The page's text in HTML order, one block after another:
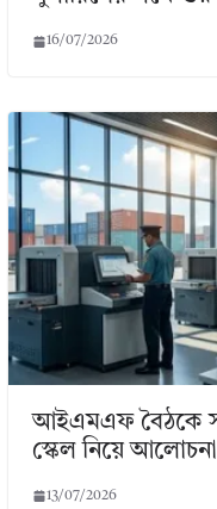
16/07/2026
আইএমএফ বৈঠকে
স্কেল নিয়ে আলোচনা
13/07/2026